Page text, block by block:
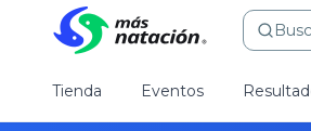
Tienda Eventos